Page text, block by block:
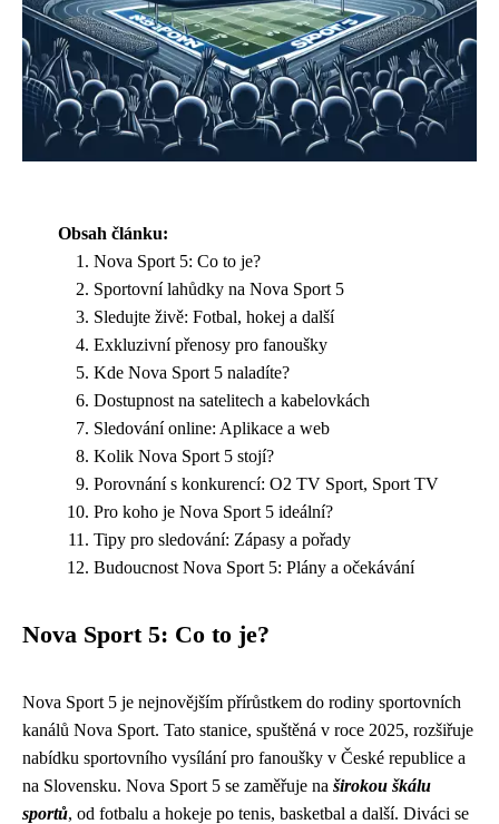
Obsah článku:
Nova Sport 5: Co to je?
Sportovní lahůdky na Nova Sport 5
Sledujte živě: Fotbal, hokej a další
Exkluzivní přenosy pro fanoušky
Kde Nova Sport 5 naladíte?
Dostupnost na satelitech a kabelovkách
Sledování online: Aplikace a web
Kolik Nova Sport 5 stojí?
Porovnání s konkurencí: O2 TV Sport, Sport TV
Pro koho je Nova Sport 5 ideální?
Tipy pro sledování: Zápasy a pořady
Budoucnost Nova Sport 5: Plány a očekávání
Nova Sport 5: Co to je?
Nova Sport 5 je nejnovějším přírůstkem do rodiny sportovních
kanálů Nova Sport. Tato stanice, spuštěná v roce 2025, rozšiřuje
nabídku sportovního vysílání pro fanoušky v České republice a
na Slovensku. Nova Sport 5 se zaměřuje na širokou škálu
sportů, od fotbalu a hokeje po tenis, basketbal a další. Diváci se